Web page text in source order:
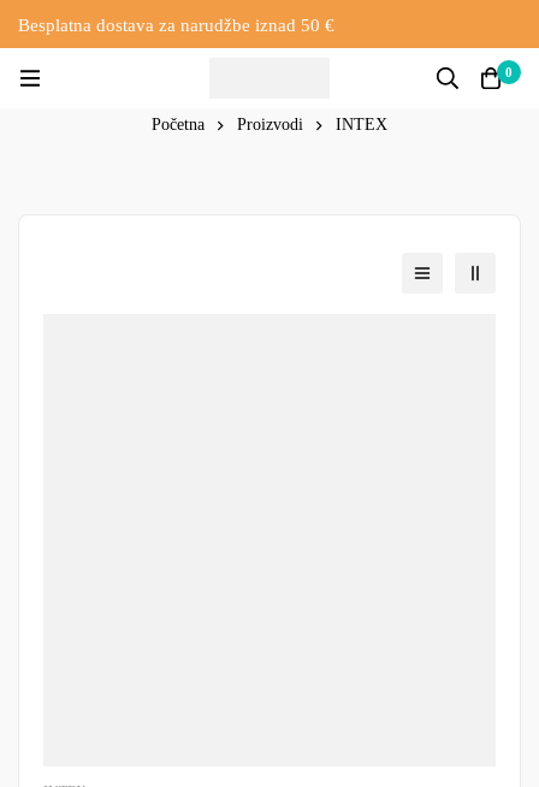
Besplatna dostava za narudžbe iznad 50 €
0
Početna Proizvodi INTEX